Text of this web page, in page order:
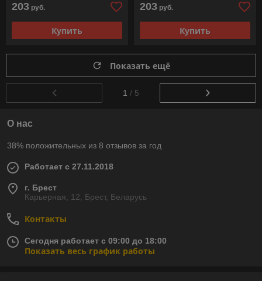
203 руб.
Купить
203 руб.
Купить
Показать ещё
1 / 5
О нас
38% положительных из 8 отзывов за год
Работает с 27.11.2018
г. Брест
Карьерная, 12, Брест, Беларусь
Контакты
Сегодня работает с 09:00 до 18:00
Показать весь график работы